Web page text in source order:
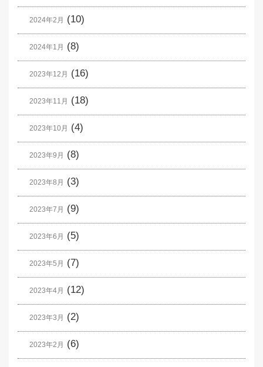
2024年2月 (10)
2024年1月 (8)
2023年12月 (16)
2023年11月 (18)
2023年10月 (4)
2023年9月 (8)
2023年8月 (3)
2023年7月 (9)
2023年6月 (5)
2023年5月 (7)
2023年4月 (12)
2023年3月 (2)
2023年2月 (6)